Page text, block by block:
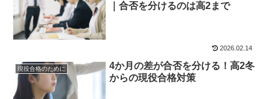
｜合否を分けるのは高2まで
2026.02.14
現役合格のために
4か月の差が合否を分ける！高2冬
からの現役合格対策